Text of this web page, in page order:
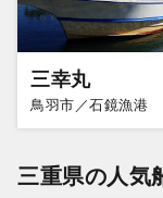
三幸丸
鳥羽市／石鏡漁港
三重県の人気